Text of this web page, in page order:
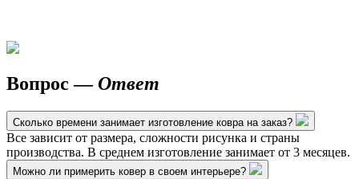
Вопрос —Ответ
Сколько времени занимает изготовление ковра на заказ?
Все зависит от размера, сложности рисунка и страны
производства. В среднем изготовление занимает от 3 месяцев.
Можно ли примерить ковер в своем интерьере?